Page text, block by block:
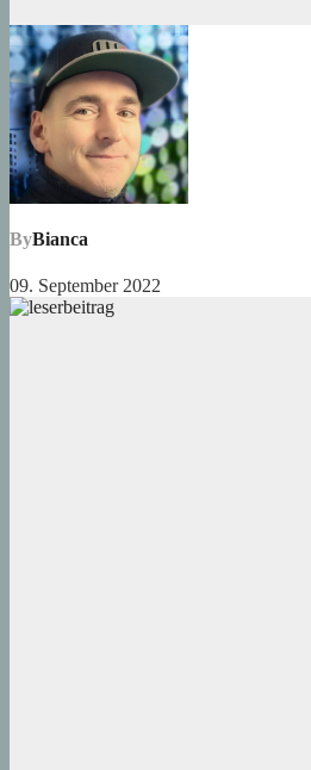
ByBianca
09. September 2022